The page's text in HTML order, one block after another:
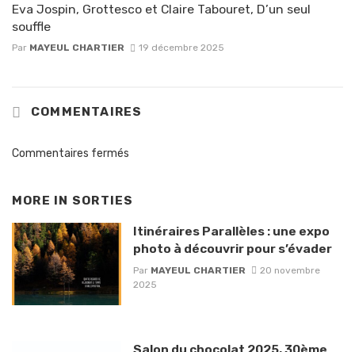
Eva Jospin, Grottesco et Claire Tabouret, D’un seul
souffle
Par MAYEUL CHARTIER 19 décembre 2025
COMMENTAIRES
Commentaires fermés
MORE IN SORTIES
Itinéraires Parallèles : une expo
photo à découvrir pour s’évader
Par MAYEUL CHARTIER
20 novembre
2025